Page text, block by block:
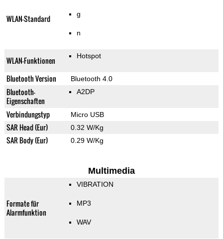
WLAN-Standard g
n
WLAN-Funktionen Hotspot
Bluetooth Version Bluetooth 4.0
Bluetooth-
Eigenschaften
A2DP
Verbindungstyp Micro USB
SAR Head (Eur) 0.32 W/Kg
SAR Body (Eur) 0.29 W/Kg
Multimedia
Formate für
Alarmfunktion
VIBRATION
MP3
WAV